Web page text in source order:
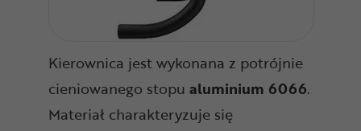
Kierownica jest wykonana z potrójnie
cieniowanego stopu aluminium 6066.
Materiał charakteryzuje się